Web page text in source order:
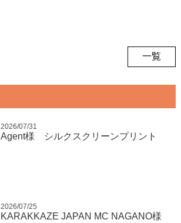
一覧
2026/07/31
Agent様 シルクスクリーンプリント
2026/07/25
KARAKKAZE JAPAN MC NAGANO様